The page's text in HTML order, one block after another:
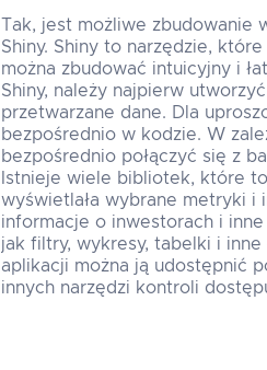
Tak, jest możliwe zbudowanie
Shiny. Shiny to narzędzie,
można zbudować intuicyjny i
Shiny, należy najpierw
przetwarzane dane. Dla
bezpośrednio w kodzie. W
bezpośrednio połączyć się z
Istnieje wiele bibliotek, które
wyświetlała wybrane metryki i
informacje o inwestorach i
jak filtry, wykresy, tabelki i
aplikacji można ją udostępnić
innych narzędzi kontroli